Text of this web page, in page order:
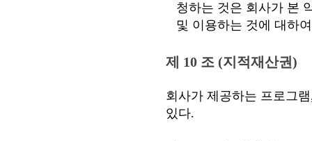
청하는 것은 회사가 본
및 이용하는 것에 대하
제 10 조 (지적재산권)
회사가 제공하는 프로그
있다.